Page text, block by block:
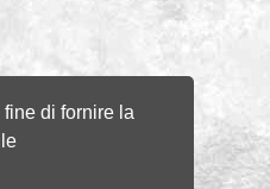
di fornire la